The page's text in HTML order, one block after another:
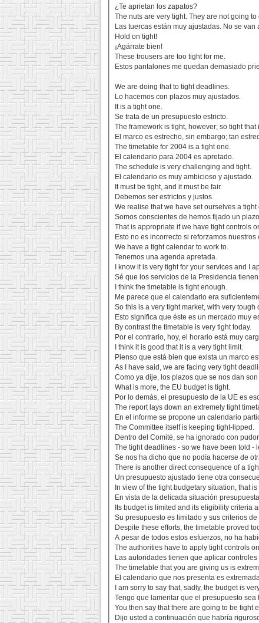
¿Te aprietan los zapatos?
The nuts are very tight. They are not going to
Las tuercas están muy ajustadas. No se van
Hold on tight!
¡Agárrate bien!
These trousers are too tight for me.
Estos pantalones me quedan demasiado
We are doing that to tight deadlines.
Lo hacemos con plazos muy ajustados.
It is a tight one.
Se trata de un presupuesto estricto.
The framework is tight, however; so tight that
El marco es estrecho, sin embargo; tan
The timetable for 2004 is a tight one.
El calendario para 2004 es apretado.
The schedule is very challenging and tight.
El calendario es muy ambicioso y ajustado.
It must be tight, and it must be fair.
Debemos ser estrictos y justos.
We realise that we have set ourselves a
Somos conscientes de hemos fijado un
That is appropriate if we have tight controls
Esto no es incorrecto si reforzamos nuestros
We have a tight calendar to work to.
Tenemos una agenda apretada.
I know it is very tight for your services and I
Sé que los servicios de la Presidencia
I think the timetable is tight enough.
Me parece que el calendario era
So this is a very tight market, with very tough
Esto significa que éste es un mercado muy
By contrast the timetable is very tight today.
Por el contrario, hoy, el horario está muy
I think it is good that it is a very tight limit.
Pienso que está bien que exista un marco
As I have said, we are facing very tight
Como ya dije, los plazos que se nos dan
What is more, the EU budget is tight.
Por lo demás, el presupuesto de la UE es
The report lays down an extremely tight
En el informe se propone un calendario
The Committee itself is keeping tight-lipped.
Dentro del Comité, se ha ignorado con
The tight deadlines - so we have been told -
Se nos ha dicho que no podía hacerse de
There is another direct consequence of a
Un presupuesto ajustado tiene otra
In view of the tight budgetary situation, that
En vista de la delicada situación
Its budget is limited and its eligibility criteria
Su presupuesto es limitado y sus criterios
Despite these efforts, the timetable proved
A pesar de todos estos esfuerzos, no ha
The authorities have to apply tight controls
Las autoridades tienen que aplicar
The timetable that you are giving us is
El calendario que nos presenta es
I am sorry to say that, sadly, the budget is
Tengo que lamentar que el presupuesto sea
You then say that there are going to be tight
Dijo usted a continuación que habría